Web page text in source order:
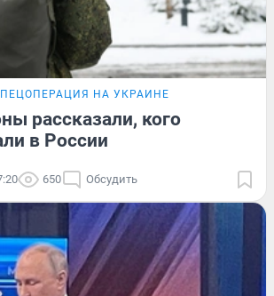
НА УКРАИНЕ
рассказали, кого
в России
650 Обсудить